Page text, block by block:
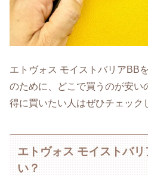
エトヴォス モイストバリアBB
のために、どこで買うのが安い
得に買いたい人はぜひチェック
エトヴォス モイストバ
い？